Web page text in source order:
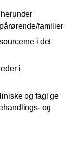
familier
i det
i
og faglige
og